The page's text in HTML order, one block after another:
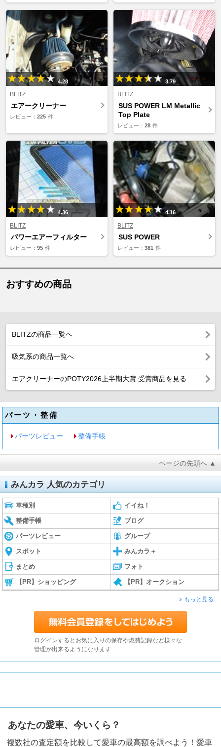
4.28
BLITZ
エアークリーナー
レビュー： 225 件
3.79
BLITZ
SUS POWER LM Metallic
Top Plate
レビュー： 28 件
4.36
BLITZ
パワーエアーフィルター
レビュー： 95 件
4.16
BLITZ
SUS POWER
レビュー： 381 件
おすすめの商品
BLITZの商品一覧へ
吸気系の商品一覧へ
エアクリーナーのPOTY2026上半期大賞 受賞商品を見る
パーツ・整備
パーツレビュー 整備手帳
ページの先頭へ ▲
みんカラ 人気のカテゴリ
車種別 イイね！
整備手帳 ブログ
パーツレビュー グループ
スポット みんカラ＋
まとめ フォト
【PR】ショッピング 【PR】オークション
もっと見る
ログインするとお気に入りの保存や燃費記録など様々な
管理が出来るようになります
あなたの愛車、今いくら？
複数社の査定額を比較して愛車の最高額を調べよう！愛車